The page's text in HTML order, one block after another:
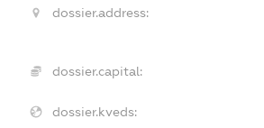
dossier.address:
dossier.capital:
dossier.kveds: